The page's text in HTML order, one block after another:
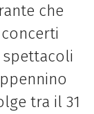
che
tra il 31